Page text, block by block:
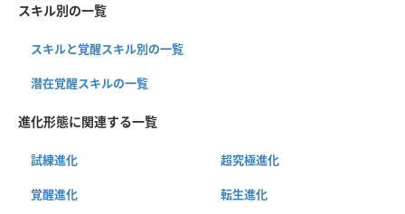
スキル別の一覧
スキルと覚醒スキル別の一覧
潜在覚醒スキルの一覧
進化形態に関連する一覧
試練進化 超究極進化
覚醒進化 転生進化